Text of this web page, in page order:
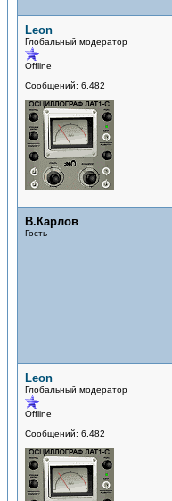
Leon
Глобальный модератор
Offline
Сообщений: 6,482
В.Карлов
Гость
Leon
Глобальный модератор
Offline
Сообщений: 6,482